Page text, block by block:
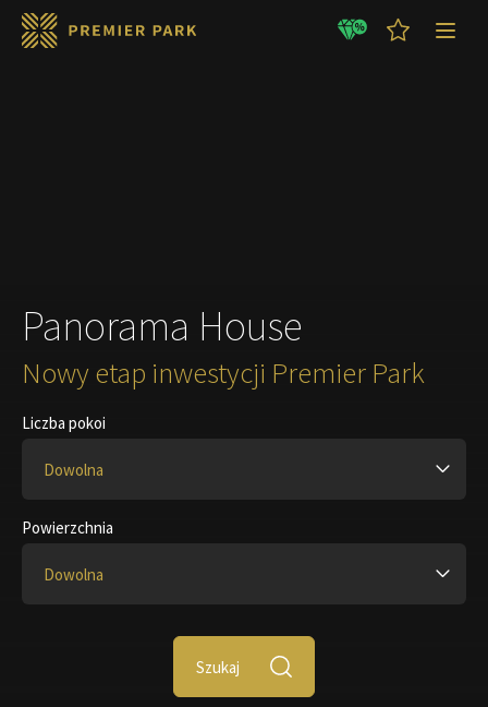
Panorama House
Nowy etap inwestycji Premier Park
Liczba pokoi
Dowolna
Powierzchnia
Dowolna
Szukaj